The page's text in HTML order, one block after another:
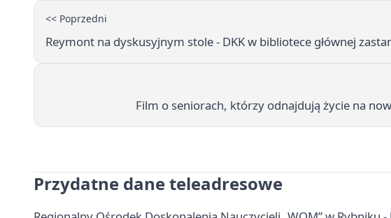
<< Poprzedni
Reymont na dyskusyjnym stole - DKK w bibliotece głównej
Film o seniorach, którzy odnajdują życie na
Przydatne dane teleadresowe